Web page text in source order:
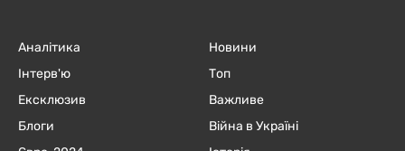
Аналітика
Інтерв'ю
Ексклюзив
Блоги
Новини
Топ
Важливе
Війна в Україні